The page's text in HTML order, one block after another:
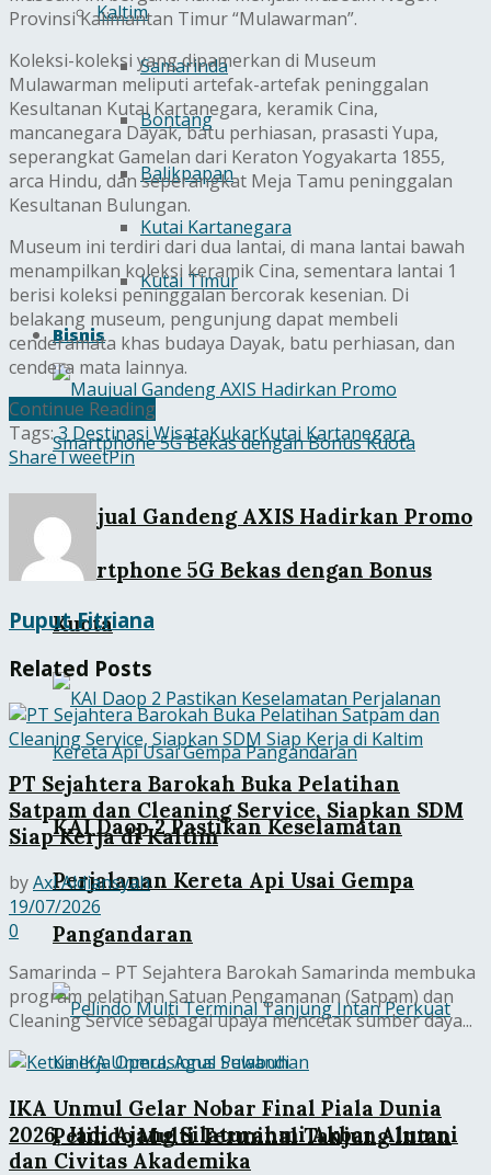
Kaltim
Samarinda
Bontang
Balikpapan
Kutai Kartanegara
Kutai Timur
Bisnis
Maujual Gandeng AXIS Hadirkan Promo
Smartphone 5G Bekas dengan Bonus
Kuota
KAI Daop 2 Pastikan Keselamatan
Perjalanan Kereta Api Usai Gempa
Pangandaran
Pelindo Multi Terminal Tanjung Intan
Provinsi Kalimantan Timur “Mulawarman”.
Koleksi-koleksi yang dipamerkan di Museum
Mulawarman meliputi artefak-artefak peninggalan
Kesultanan Kutai Kartanegara, keramik Cina,
mancanegara Dayak, batu perhiasan, prasasti Yupa,
seperangkat Gamelan dari Keraton Yogyakarta 1855,
arca Hindu, dan seperangkat Meja Tamu peninggalan
Kesultanan Bulungan.
Museum ini terdiri dari dua lantai, di mana lantai bawah
menampilkan koleksi keramik Cina, sementara lantai 1
berisi koleksi peninggalan bercorak kesenian. Di
belakang museum, pengunjung dapat membeli
cenderamata khas budaya Dayak, batu perhiasan, dan
cendera mata lainnya.
Continue Reading
Tags:3 Destinasi WisataKukarKutai Kartanegara
ShareTweetPin
Puput Fitriana
Related Posts
PT Sejahtera Barokah Buka Pelatihan
Satpam dan Cleaning Service, Siapkan SDM
Siap Kerja di Kaltim
byAxl Aldiansyah
19/07/2026
0
Samarinda – PT Sejahtera Barokah Samarinda membuka
program pelatihan Satuan Pengamanan (Satpam) dan
Cleaning Service sebagai upaya mencetak sumber daya...
IKA Unmul Gelar Nobar Final Piala Dunia
2026, Jadi Ajang Silaturahmi Akbar Alumni
dan Civitas Akademika